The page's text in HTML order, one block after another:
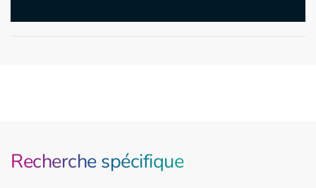
Recherche spécifique